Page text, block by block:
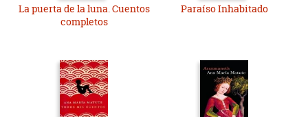
La puerta de la luna. Cuentos
completos
Paraíso Inhabitado